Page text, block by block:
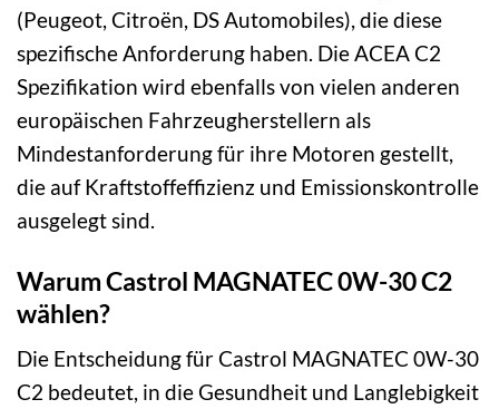
(Peugeot, Citroën, DS Automobiles), die diese
spezifische Anforderung haben. Die ACEA C2
Spezifikation wird ebenfalls von vielen anderen
europäischen Fahrzeugherstellern als
Mindestanforderung für ihre Motoren gestellt,
die auf Kraftstoffeffizienz und Emissionskontrolle
ausgelegt sind.
Warum Castrol MAGNATEC 0W-30 C2
wählen?
Die Entscheidung für Castrol MAGNATEC 0W-30
C2 bedeutet, in die Gesundheit und Langlebigkeit